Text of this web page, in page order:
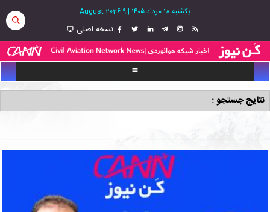
یکشنبه ۱۸ مرداد ۱۴۰۵ |
9 August 2026
نسخه اصلی
نتایج جستجو :